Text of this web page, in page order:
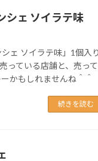
シェ ソイラテ味
ェ ソイラテ味」1個入り
っている店舗と、売って
かもしれませんね＾＾
続きを読む